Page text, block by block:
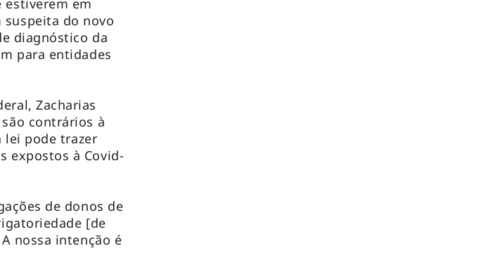
em
do novo
diagnóstico da
para entidades
Zacharias
contrários à
lei pode trazer
expostos à Covid-
de donos de
[de
nossa intenção é